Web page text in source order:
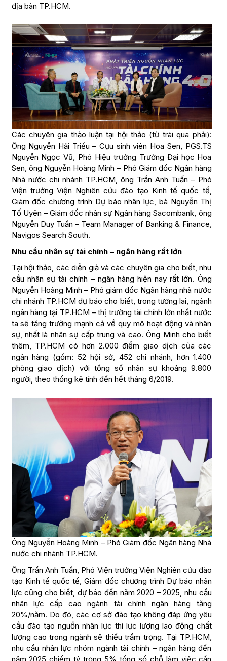
địa bàn TP.HCM.
Các chuyên gia thảo luận tại hội thảo (từ trái qua phải):
Ông Nguyễn Hải Triều – Cựu sinh viên Hoa Sen, PGS.TS
Nguyễn Ngọc Vũ, Phó Hiệu trưởng Trường Đại học Hoa
Sen, ông Nguyễn Hoàng Minh – Phó Giám đốc Ngân hàng
Nhà nước chi nhánh TP.HCM, ông Trần Anh Tuấn – Phó
Viện trưởng Viện Nghiên cứu đào tạo Kinh tế quốc tế,
Giám đốc chương trình Dự báo nhân lực, bà Nguyễn Thị
Tố Uyên – Giám đốc nhân sự Ngân hàng Sacombank, ông
Nguyễn Duy Tuấn – Team Manager of Banking & Finance,
Navigos Search South.
Nhu cầu nhân sự tài chính – ngân hàng rất lớn
Tại hội thảo, các diễn giả và các chuyên gia cho biết, nhu
cầu nhân sự tài chính – ngân hàng hiện nay rất lớn. Ông
Nguyễn Hoàng Minh – Phó giám đốc Ngân hàng nhà nước
chi nhánh TP.HCM dự báo cho biết, trong tương lai, ngành
ngân hàng tại TP.HCM – thị trường tài chính lớn nhất nước
ta sẽ tăng trưởng mạnh cả về quy mô hoạt động và nhân
sự, nhất là nhân sự cấp trung và cao. Ông Minh cho biết
thêm, TP.HCM có hơn 2.000 điểm giao dịch của các
ngân hàng (gồm: 52 hội sở, 452 chi nhánh, hơn 1.400
phòng giao dịch) với tổng số nhân sự khoảng 9.800
người, theo thống kê tính đến hết tháng 6/2019.
Ông Nguyễn Hoàng Minh – Phó Giám đốc Ngân hàng Nhà
nước chi nhánh TP.HCM.
Ông Trần Anh Tuấn, Phó Viện trưởng Viện Nghiên cứu đào
tạo Kinh tế quốc tế, Giám đốc chương trình Dự báo nhân
lực cũng cho biết, dự báo đến năm 2020 – 2025, nhu cầu
nhân lực cấp cao ngành tài chính ngân hàng tăng
20%/năm. Do đó, các cơ sở đào tạo không đáp ứng yêu
cầu đào tạo nguồn nhân lực thì lực lượng lao động chất
lượng cao trong ngành sẽ thiếu trầm trọng. Tại TP.HCM,
nhu cầu nhân lực nhóm ngành tài chính – ngân hàng đến